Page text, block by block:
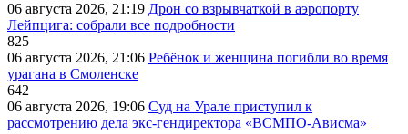
06 августа 2026, 21:19 Дрон со взрывчаткой в аэропорту
Лейпцига: собрали все подробности
825
06 августа 2026, 21:06 Ребёнок и женщина погибли во время
урагана в Смоленске
642
06 августа 2026, 19:06 Суд на Урале приступил к
рассмотрению дела экс-гендиректора «ВСМПО-Ависма»